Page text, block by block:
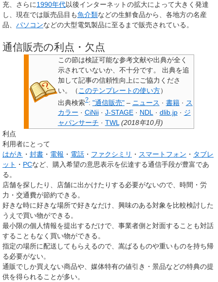
充、さらに1990年代以後インターネットの拡大によって大きく発達
し、現在では販売品目も魚介類などの生鮮食品から、各地方の名産
品、 パソコンなどの大型電気製品に至るまで販売されている。
通信販売の利点・欠点
この節は検証可能な参考文献や出典が全く
示されていないか、不十分です。
出典を追
加して記事の信頼性向上にご協力くださ
い。
（ このテンプレートの使い方）
出典検索?: "通信販売"– ニュース · 書籍 · ス
カラー · CiNii · J-STAGE · NDL · dlib.jp · ジ
ャパンサーチ · TWL (2018年10月)
利点
利用者にとって
はがき ・ 封書 ・ 電報 ・ 電話 ・ ファクシミリ ・ スマートフォン ・ タブレ
ット ・ PCなど、購入希望の意思表示を伝達する通信手段が豊富であ
る。
店舗を探したり、店舗に出かけたりする必要がないので、時間・労
力・交通費が節約できる。
好きな時に好きな場所で好きなだけ、興味のある対象を比較検討した
うえで買い物ができる。
最小限の個人情報を提出するだけで、事業者側と対面することも対話
することもなく買い物ができる。
指定の場所に配送してもらえるので、嵩ばるものや重いものを持ち帰
る必要がない。
通販でしか買えない商品や、媒体特有の値引き・景品などの特典の提
供を得られることが多い。